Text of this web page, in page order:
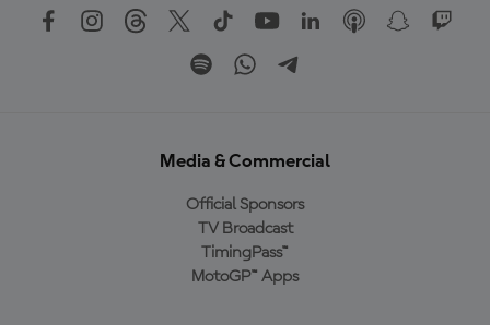
Media & Commercial
Official Sponsors
TV Broadcast
TimingPass™
MotoGP™ Apps